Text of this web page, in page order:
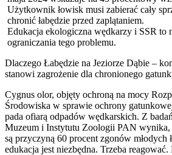
Użytkownik łowisk musi zabierać cały
chronić łabędzie przed zaplątaniem.
Edukacja ekologiczna wędkarzy i SSR to
ograniczania tego problemu.
Dlaczego Łabędzie na Jeziorze Dąbie –
stanowi zagrożenie dla chronionego
Cygnus olor, objęty ochroną na mocy
Środowiska w sprawie ochrony
pada ofiarą odpadów wędkarskich. Z
Muzeum i Instytutu Zoologii PAN wynika,
są przyczyną 60 procent zgonów młodych
edukacja jest niezbędna. Trzeba